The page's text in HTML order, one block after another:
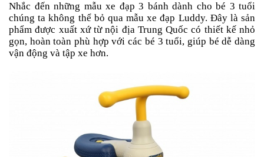
Nhắc đến những mẫu xe đạp 3 bánh dành cho bé 3 tuổi
chúng ta không thể bỏ qua mẫu xe đạp Luddy. Đây là sản
phẩm được xuất xứ từ nội địa Trung Quốc có thiết kế nhỏ
gọn, hoàn toàn phù hợp với các bé 3 tuổi, giúp bé dễ dàng
vận động và tập xe hơn.